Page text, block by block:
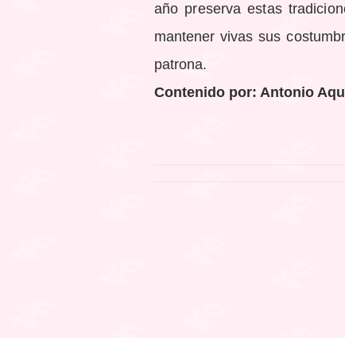
año preserva estas
mantener vivas sus
patrona.
Contenido por: Antonio